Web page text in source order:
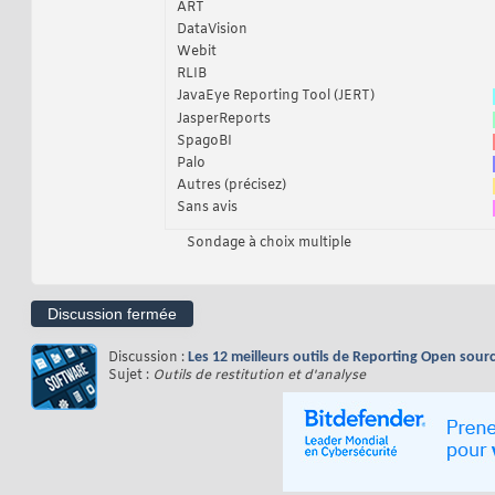
ART
DataVision
Webit
RLIB
JavaEye Reporting Tool (JERT)
JasperReports
SpagoBI
Palo
Autres (précisez)
Sans avis
Sondage à choix multiple
Discussion fermée
Discussion : Les 12 meilleurs outils de Reporting Open
Sujet : Outils de restitution et d'analyse